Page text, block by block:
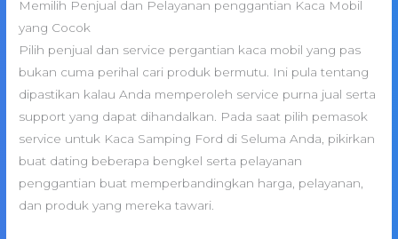
Memilih Penjual dan Pelayanan penggantian Kaca Mobil
yang Cocok
Pilih penjual dan service pergantian kaca mobil yang pas
bukan cuma perihal cari produk bermutu. Ini pula tentang
dipastikan kalau Anda memperoleh service purna jual serta
support yang dapat dihandalkan. Pada saat pilih pemasok
service untuk Kaca Samping Ford di Seluma Anda, pikirkan
buat dating beberapa bengkel serta pelayanan
penggantian buat memperbandingkan harga, pelayanan,
dan produk yang mereka tawari.